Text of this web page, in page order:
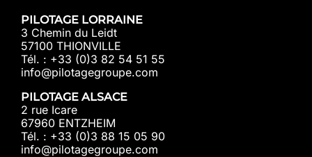
PILOTAGE LORRAINE
3 Chemin du Leidt
57100 THIONVILLE
Tél. : +33 (0)3 82 54 51 55
info@pilotagegroupe.com
PILOTAGE ALSACE
2 rue Icare
67960 ENTZHEIM
Tél. : +33 (0)3 88 15 05 90
info@pilotagegroupe.com